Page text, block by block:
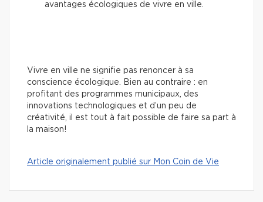
avantages écologiques de vivre en ville.
Vivre en ville ne signifie pas renoncer à sa
conscience écologique. Bien au contraire : en
profitant des programmes municipaux, des
innovations technologiques et d’un peu de
créativité, il est tout à fait possible de faire sa part à
la maison!
Article originalement publié sur Mon Coin de Vie